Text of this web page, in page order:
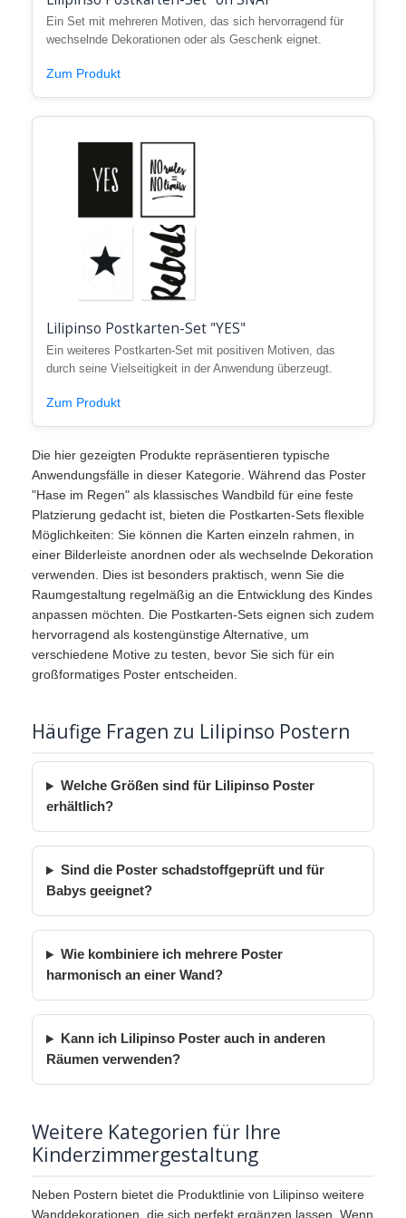
Ein Set mit mehreren Motiven, das sich hervorragend für
wechselnde Dekorationen oder als Geschenk eignet.
Zum Produkt
Lilipinso Postkarten-Set "YES"
Ein weiteres Postkarten-Set mit positiven Motiven, das
durch seine Vielseitigkeit in der Anwendung überzeugt.
Zum Produkt
Die hier gezeigten Produkte repräsentieren typische
Anwendungsfälle in dieser Kategorie. Während das Poster
"Hase im Regen" als klassisches Wandbild für eine feste
Platzierung gedacht ist, bieten die Postkarten-Sets flexible
Möglichkeiten: Sie können die Karten einzeln rahmen, in
einer Bilderleiste anordnen oder als wechselnde Dekoration
verwenden. Dies ist besonders praktisch, wenn Sie die
Raumgestaltung regelmäßig an die Entwicklung des Kindes
anpassen möchten. Die Postkarten-Sets eignen sich zudem
hervorragend als kostengünstige Alternative, um
verschiedene Motive zu testen, bevor Sie sich für ein
großformatiges Poster entscheiden.
Häufige Fragen zu Lilipinso Postern
Welche Größen sind für Lilipinso Poster
erhältlich?
Sind die Poster schadstoffgeprüft und für
Babys geeignet?
Wie kombiniere ich mehrere Poster
harmonisch an einer Wand?
Kann ich Lilipinso Poster auch in anderen
Räumen verwenden?
Weitere Kategorien für Ihre
Kinderzimmergestaltung
Neben Postern bietet die Produktlinie von Lilipinso weitere
Wanddekorationen, die sich perfekt ergänzen lassen. Wenn